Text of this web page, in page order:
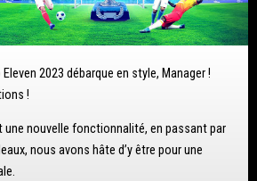
2023 débarque en style, Manager !
!
une nouvelle fonctionnalité, en passant par
nous avons hâte d’y être pour une